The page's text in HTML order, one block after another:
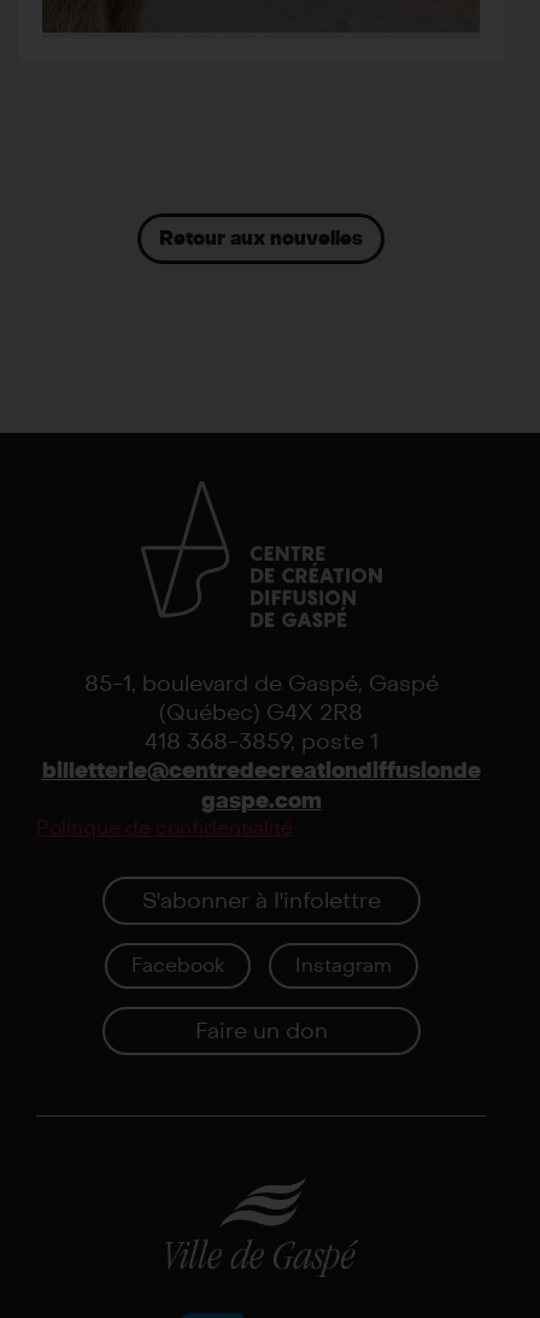
Retour aux nouvelles
85-1, boulevard de Gaspé, Gaspé
(Québec) G4X 2R8
418 368-3859, poste 1
billetterie@centredecreationdiffusionde
gaspe.com
Politique de confidentialité
S'abonner à I'infolettre
Facebook Instagram
Faire un don